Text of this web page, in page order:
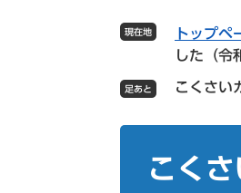
g
l
カ
タ
現在地 トップペ
した（令
こくさい
こく